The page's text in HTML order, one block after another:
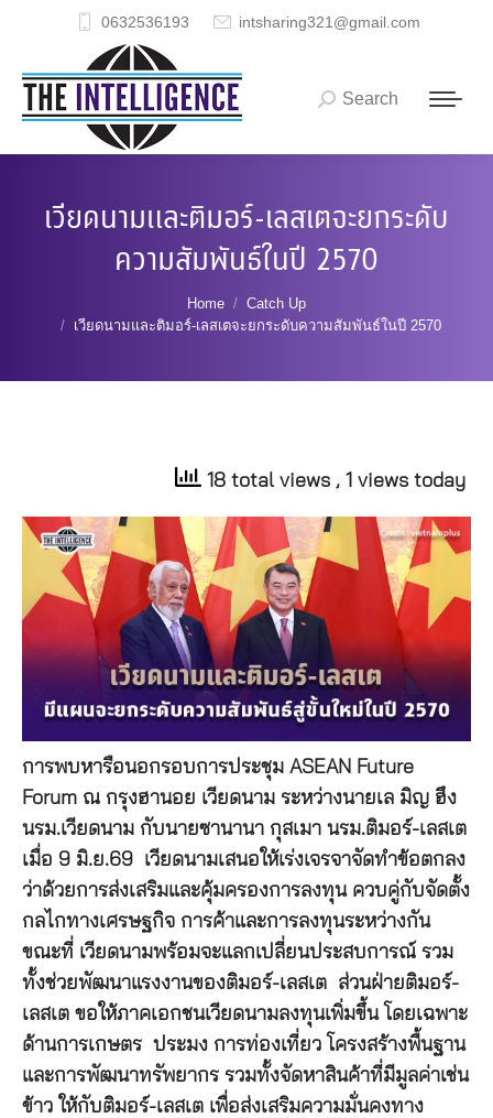
0632536193 intsharing321@gmail.com
Search:
Search
เวียดนามและติมอร์-เลสเตจะยกระดับ
ความสัมพันธ์ในปี 2570
Home
Catch Up
เวียดนามและติมอร์-เลสเตจะยกระดับความสัมพันธ์ในปี 2570
18 total views , 1 views today
การพบหารือนอกรอบการประชุม ASEAN Future
Forum ณ กรุงฮานอย เวียดนาม ระหว่างนายเล มิญ ฮึง
นรม.เวียดนาม กับนายซานานา กุสเมา นรม.ติมอร์-เลสเต
เมื่อ 9 มิ.ย.69 เวียดนามเสนอให้เร่งเจรจาจัดทำข้อตกลง
ว่าด้วยการส่งเสริมและคุ้มครองการลงทุน ควบคู่กับจัดตั้ง
กลไกทางเศรษฐกิจ การค้าและการลงทุนระหว่างกัน
ขณะที่ เวียดนามพร้อมจะแลกเปลี่ยนประสบการณ์ รวม
ทั้งช่วยพัฒนาแรงงานของติมอร์-เลสเต ส่วนฝ่ายติมอร์-
เลสเต ขอให้ภาคเอกชนเวียดนามลงทุนเพิ่มขึ้น โดยเฉพาะ
ด้านการเกษตร ประมง การท่องเที่ยว โครงสร้างพื้นฐาน
และการพัฒนาทรัพยากร รวมทั้งจัดหาสินค้าที่มีมูลค่าเช่น
ข้าว ให้กับติมอร์-เลสเต เพื่อส่งเสริมความมั่นคงทาง